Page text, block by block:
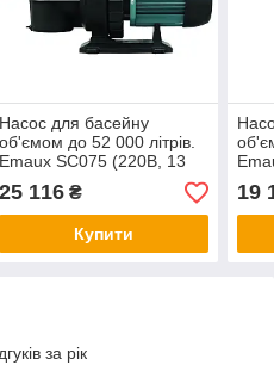
Насос для басейну
об'ємом до 52 000 літрів.
Emaux SC075 (220В, 13
м3/год, 0.75 HP)
25 116₴
Купити
м3/
19
за рік